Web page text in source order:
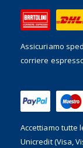
Assicuriamo
corriere
Accettiamo tutte
Unicredit (Visa,